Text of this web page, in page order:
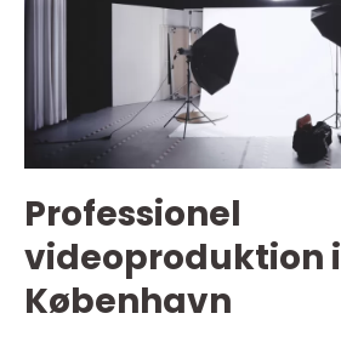
Professionel
videoproduktion i
København